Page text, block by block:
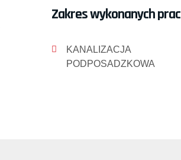
Zakres wykonanych prac
KANALIZACJA
PODPOSADZKOWA